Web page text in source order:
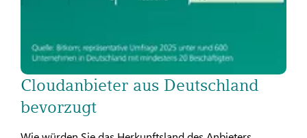
Cloudanbieter aus Deutschland
bevorzugt